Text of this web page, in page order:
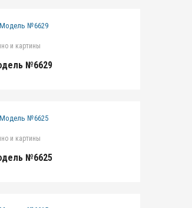
и картины
№6629
и картины
№6625